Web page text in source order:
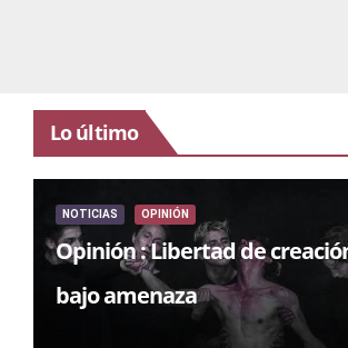
Lo último
NOTICIAS OPINIÓN
Opinión : Libertad de
bajo amenaza